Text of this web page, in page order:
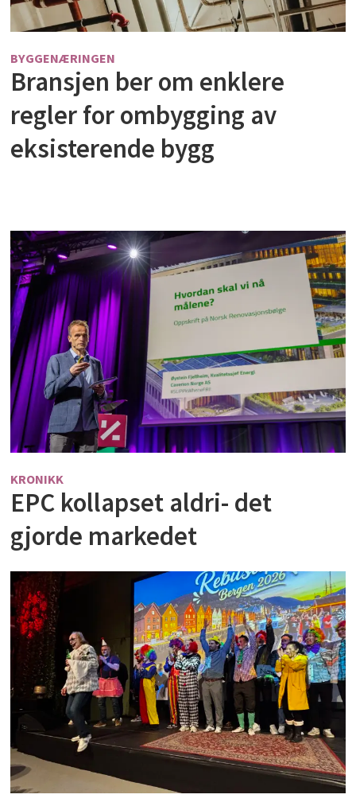
BYGGENÆRINGEN
Bransjen ber om enklere
regler for ombygging av
eksisterende bygg
KRONIKK
EPC kollapset aldri- det
gjorde markedet